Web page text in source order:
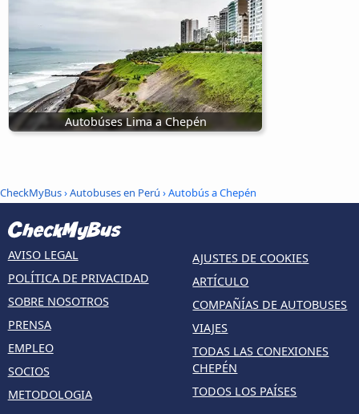
Autobúses Lima a Chepén
CheckMyBus›Autobuses en Perú › Autobús a Chepén
AVISO LEGAL
POLÍTICA DE PRIVACIDAD
SOBRE NOSOTROS
PRENSA
EMPLEO
SOCIOS
METODOLOGIA
AJUSTES DE COOKIES
ARTÍCULO
COMPAÑÍAS DE AUTOBUSES
VIAJES
TODAS LAS CONEXIONES
CHEPÉN
TODOS LOS PAÍSES